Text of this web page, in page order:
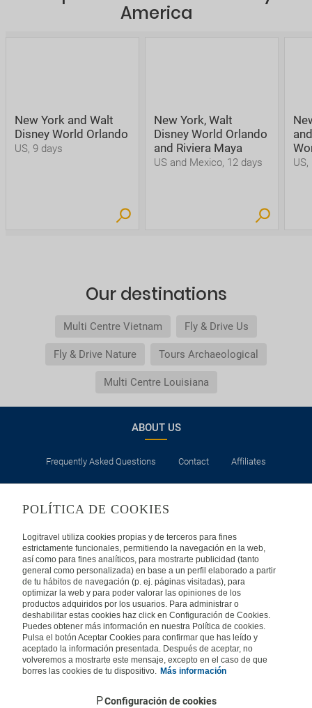
America
New York and Walt
Disney World Orlando
US, 9 days
New York, Walt
Disney World Orlando
and Riviera Maya
US and Mexico, 12 days
Our destinations
Multi Centre Vietnam Fly & Drive Us
Fly & Drive Nature Tours Archaeological
Multi Centre Louisiana
ABOUT US
Frequently Asked Questions Contact Affiliates
Privacy Security Cookies Policy Terms of Use
INTERNATIONAL
Spain Portugal
Germany Brazil France
Mexico
POLÍTICA DE COOKIES
Logitravel utiliza cookies propias y de terceros para fines
estrictamente funcionales, permitiendo la navegación en la web,
así como para fines analíticos, para mostrarte publicidad (tanto
general como personalizada) en base a un perfil elaborado a partir
de tu hábitos de navegación (p. ej. páginas visitadas), para
optimizar la web y para poder valorar las opiniones de los
productos adquiridos por los usuarios. Para administrar o
deshabilitar estas cookies haz click en Configuración de Cookies.
Puedes obtener más información en nuestra Política de cookies.
Pulsa el botón Aceptar Cookies para confirmar que has leído y
aceptado la información presentada. Después de aceptar, no
volveremos a mostrarte este mensaje, excepto en el caso de que
borres las cookies de tu dispositivo. Más información
Configuración de cookies